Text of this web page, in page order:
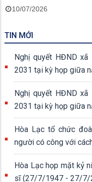
10/07/2026
TIN MỚI
Nghị quyết HĐND xã
2031 tại kỳ họp giữa
Nghị quyết HĐND xã
2031 tại kỳ họp giữa
Hòa Lạc tổ chức
người có công với
Hòa Lạc họp mặt kỷ
sĩ (27/7/1947 - 27/7/